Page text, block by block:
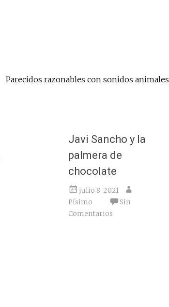
Parecidos razonables con sonidos animales
Javi Sancho y la
palmera de
chocolate
julio 8, 2021
Písimo
Sin
Comentarios